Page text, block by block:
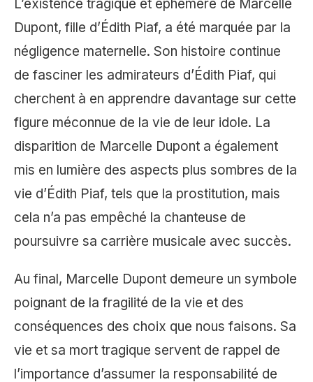
L’existence tragique et éphémère de Marcelle
Dupont, fille d’Édith Piaf, a été marquée par la
négligence maternelle. Son histoire continue
de fasciner les admirateurs d’Édith Piaf, qui
cherchent à en apprendre davantage sur cette
figure méconnue de la vie de leur idole. La
disparition de Marcelle Dupont a également
mis en lumière des aspects plus sombres de la
vie d’Édith Piaf, tels que la prostitution, mais
cela n’a pas empêché la chanteuse de
poursuivre sa carrière musicale avec succès.
Au final, Marcelle Dupont demeure un symbole
poignant de la fragilité de la vie et des
conséquences des choix que nous faisons. Sa
vie et sa mort tragique servent de rappel de
l’importance d’assumer la responsabilité de